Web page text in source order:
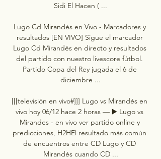
Sidi El Hacen ( ...
Lugo Cd Mirandés en Vivo - Marcadores y
resultados [EN VIVO] Sigue el marcador
Lugo Cd Mirandés en directo y resultados
del partido con nuestro livescore fútbol.
Partido Copa del Rey jugada el 6 de
diciembre ...
[[[televisión en vivo#]]] Lugo vs Mirandés en
vivo hoy 06/12 hace 2 horas — ▶️ Lugo vs
Mirandes - en vivo ver partido online y
predicciones, H2HEl resultado más común
de encuentros entre CD Lugo y CD
Mirandés cuando CD ...